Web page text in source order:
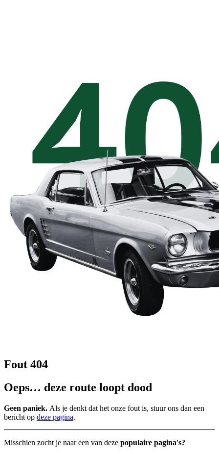
Fout 404
Oeps… deze route loopt dood
Geen paniek. Als je denkt dat het onze fout is, stuur ons dan een
bericht op deze pagina.
Misschien zocht je naar een van deze populaire pagina's?